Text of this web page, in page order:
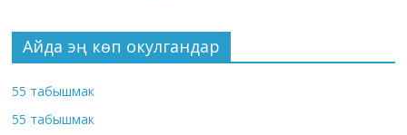
Айда эң көп окулгандар
55 табышмак
55 табышмак